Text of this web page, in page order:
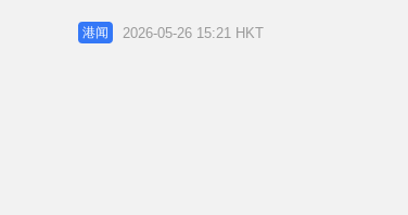
东早前承认公职人员行为失当等4罪
「罪恶克星」，对犯案深感震惊。暂
港闻 2026-05-26 15:21 HKT